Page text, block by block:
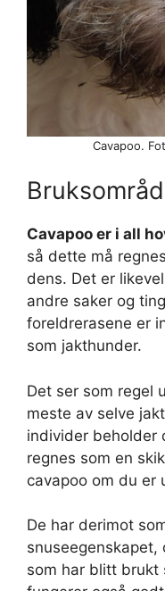
Cavapoo.
Cavapoo er i all
så dette må
dens. Det er
andre saker og
foreldrerasene er
som jakthunder.
Det ser som regel
meste av selve
individer beholder
regnes som en
cavapoo om du er
De har derimot
snuseegenskapet,
som har blitt brukt